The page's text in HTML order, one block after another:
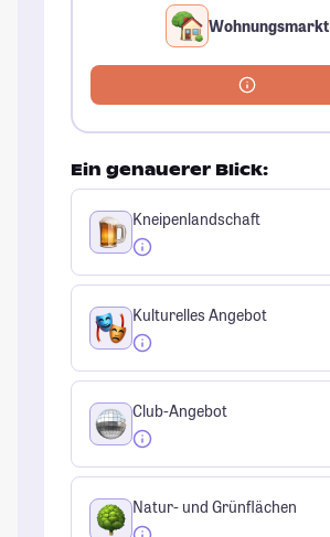
Wohnungsmarkt
Ein genauerer Blick:
Kneipenlandschaft
Kulturelles Angebot
Club-Angebot
Natur- und Grünflächen